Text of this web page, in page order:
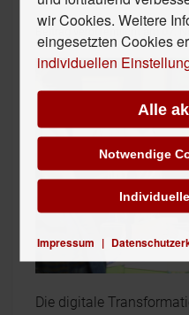
Die digitale
wir Cookies. Weitere
eingesetzten Cookies
individuellen
Alle
Notwendige
Impressum |